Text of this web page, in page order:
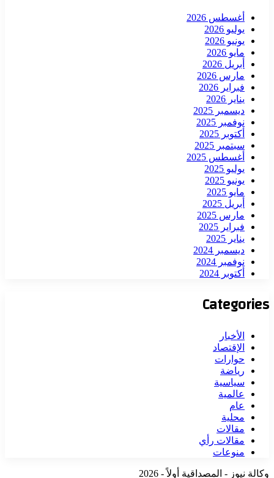
أغسطس 2026
يوليو 2026
يونيو 2026
مايو 2026
أبريل 2026
مارس 2026
فبراير 2026
يناير 2026
ديسمبر 2025
نوفمبر 2025
أكتوبر 2025
سبتمبر 2025
أغسطس 2025
يوليو 2025
يونيو 2025
مايو 2025
أبريل 2025
مارس 2025
فبراير 2025
يناير 2025
ديسمبر 2024
نوفمبر 2024
أكتوبر 2024
Categories
الأخبار
الإقتصاد
حوارات
رياضة
سياسية
عالمية
عام
محلية
مقالات
مقالات رأي
منوعات
وكالة نيوز - المصداقية أولاً - 2026